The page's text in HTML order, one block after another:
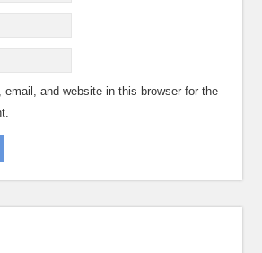
email, and website in this browser for the